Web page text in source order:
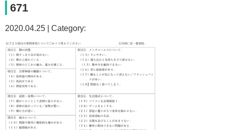
671
2020.04.25 | Category: